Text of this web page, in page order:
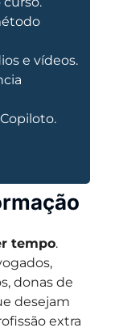
e vídeos.
tempo.
donas de
desejam
extra